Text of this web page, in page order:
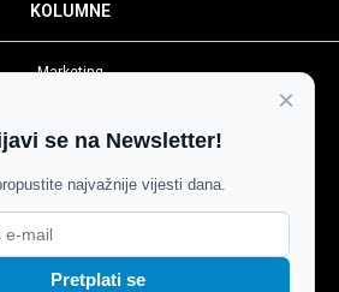
KOLUMNE
Marketing
Impressum
Pravila komentiranja
Agroglas
×
se na Newsletter!
najvažnije vijesti dana.
Pretplati se